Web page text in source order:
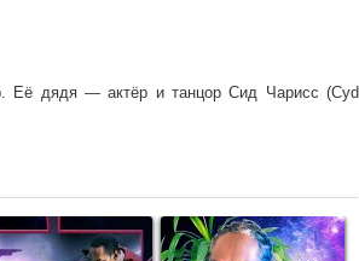
Её дядя — актёр и танцор Сид Чарисс (Cyd